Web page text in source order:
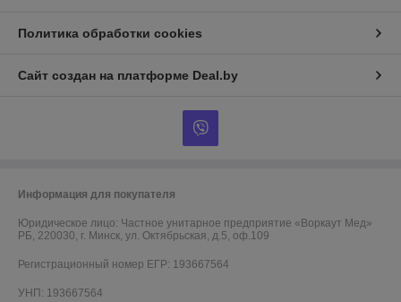
Политика обработки cookies
Сайт создан на платформе Deal.by
Информация для покупателя
Юридическое лицо: Частное унитарное предприятие «Воркаут Мед»
РБ, 220030, г. Минск, ул. Октябрьская, д.5, оф.109
Регистрационный номер ЕГР: 193667564
УНП: 193667564